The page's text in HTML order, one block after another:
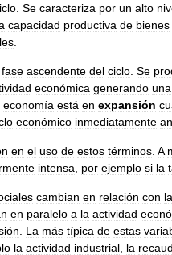
Se caracteriza por un alto
capacidad productiva de bienes
fase ascendente del ciclo Se
económica generando una
economía está en expansión
económico inmediatamente
en el uso de estos términos A
intensa por ejemplo si la
cambian en relación con
en paralelo a la actividad
La más típica de estas
la actividad industrial la